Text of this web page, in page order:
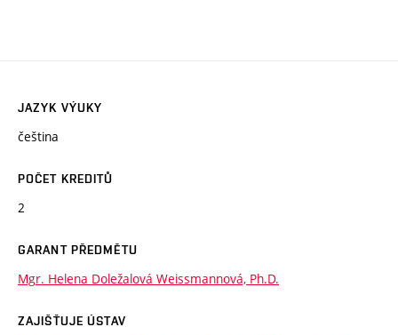
JAZYK VÝUKY
čeština
POČET KREDITŮ
2
GARANT PŘEDMĚTU
Mgr. Helena Doležalová Weissmannová, Ph.D.
ZAJIŠŤUJE ÚSTAV